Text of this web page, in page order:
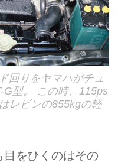
回りをヤマハがチュ
G型。 この時、115ps
レビンの855kgの軽
目をひくのはその